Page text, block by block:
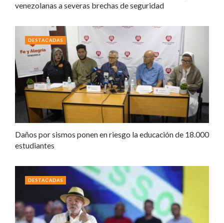
venezolanas a severas brechas de seguridad
Daños por sismos ponen en riesgo la educación de 18.000
estudiantes
DESTACADAS
DESTACADAS